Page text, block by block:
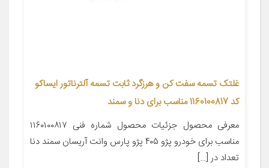
غلتک تسمه سفت کن و هرزگرد ثابت تسمه آلترناتور ایساکو
کد 1160100817 مناسب برای دنا و سمند
معرفی محصول جزئیات محصول شماره فنی ۱۱۶۰۱۰۰۸۱۷
مناسب برای خودرو پژو ۴۰۵ پژو پارس وانت آریسان سمند دنا
تعداد در […]